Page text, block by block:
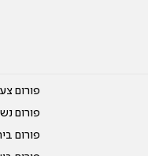
פורום
פורום
פורום